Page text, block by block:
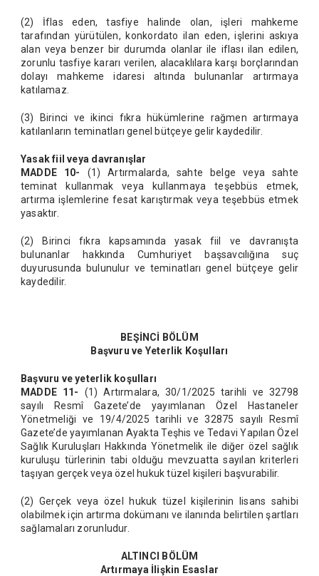
(2) İflas eden, tasfiye halinde olan, işleri mahkeme
tarafından yürütülen, konkordato ilan eden, işlerini askıya
alan veya benzer bir durumda olanlar ile iflası ilan edilen,
zorunlu tasfiye kararı verilen, alacaklılara karşı borçlarından
dolayı mahkeme idaresi altında bulunanlar artırmaya
katılamaz.
(3) Birinci ve ikinci fıkra hükümlerine rağmen artırmaya
katılanların teminatları genel bütçeye gelir kaydedilir.
Yasak fiil veya davranışlar
MADDE 10-
(1) Artırmalarda, sahte belge veya sahte
teminat kullanmak veya kullanmaya teşebbüs etmek,
artırma işlemlerine fesat karıştırmak veya teşebbüs etmek
yasaktır.
(2) Birinci fıkra kapsamında yasak fiil ve davranışta
bulunanlar hakkında Cumhuriyet başsavcılığına suç
duyurusunda bulunulur ve teminatları genel bütçeye gelir
kaydedilir.
BEŞİNCİ BÖLÜM
Başvuru ve Yeterlik Koşulları
Başvuru ve yeterlik koşulları
MADDE 11-
(1) Artırmalara, 30/1/2025 tarihli ve 32798
sayılı Resmî Gazete’de yayımlanan Özel Hastaneler
Yönetmeliği ve 19/4/2025 tarihli ve 32875 sayılı Resmî
Gazete’de yayımlanan Ayakta Teşhis ve Tedavi Yapılan Özel
Sağlık Kuruluşları Hakkında Yönetmelik ile diğer özel sağlık
kuruluşu türlerinin tabi olduğu mevzuatta sayılan kriterleri
taşıyan gerçek veya özel hukuk tüzel kişileri başvurabilir.
(2) Gerçek veya özel hukuk tüzel kişilerinin lisans sahibi
olabilmek için artırma dokümanı ve ilanında belirtilen şartları
sağlamaları zorunludur.
ALTINCI BÖLÜM
Artırmaya İlişkin Esaslar